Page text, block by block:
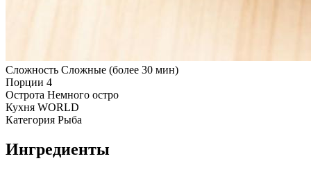
Сложность Сложные (более 30 мин)
Порции 4
Острота Немного остро
Кухня WORLD
Категория Рыба
Ингредиенты